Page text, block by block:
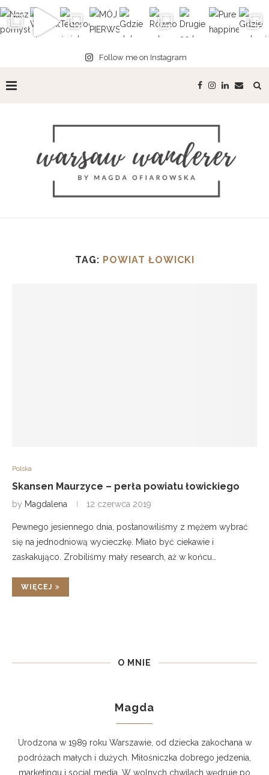
Follow me on Instagram
TAG: POWIAT ŁOWICKI
Polska
Skansen Maurzyce – perła powiatu łowickiego
by Magdalena 12 czerwca 2019
Pewnego jesiennego dnia, postanowiliśmy z mężem wybrać
się na jednodniową wycieczkę. Miało być ciekawie i
zaskakująco. Zrobiliśmy mały research, aż w końcu…
WIĘCEJ
O MNIE
Magda
Urodzona w 1989 roku Warszawie, od dziecka zakochana w
podróżach małych i dużych. Miłośniczka dobrego jedzenia,
marketingu i social media. W wolnych chwilach wędruje po